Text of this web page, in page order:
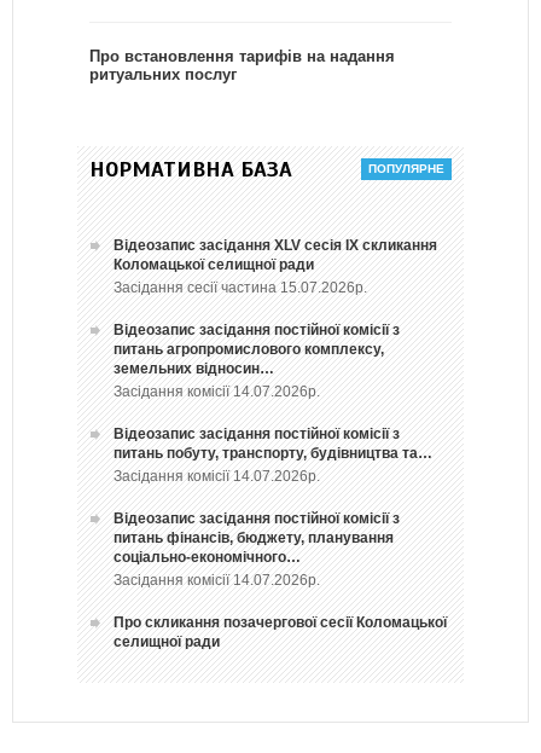
Про встановлення тарифів на надання
ритуальних послуг
НОРМАТИВНА БАЗА
Відеозапис засідання ХLV сесія ІХ скликання
Коломацької селищної ради
Засідання сесії частина 15.07.2026р.
Відеозапис засідання постійної комісії з
питань агропромислового комплексу,
земельних відносин…
Засідання комісії 14.07.2026р.
Відеозапис засідання постійної комісії з
питань побуту, транспорту, будівництва та…
Засідання комісії 14.07.2026р.
Відеозапис засідання постійної комісії з
питань фінансів, бюджету, планування
соціально-економічного…
Засідання комісії 14.07.2026р.
Про скликання позачергової сесії Коломацької
селищної ради